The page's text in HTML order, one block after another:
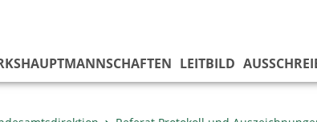
LEITBILD